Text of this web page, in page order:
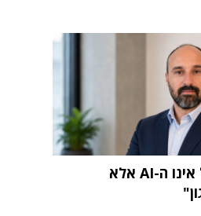
"האתגר הגדול אינו ה-AI אלא